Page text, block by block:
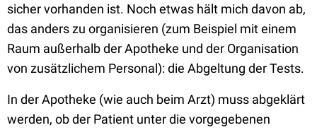
sicher vorhanden ist. Noch etwas hält mich davon ab,
das anders zu organisieren (zum Beispiel mit einem
Raum außerhalb der Apotheke und der Organisation
von zusätzlichem Personal): die Abgeltung der Tests.
In der Apotheke (wie auch beim Arzt) muss abgeklärt
werden, ob der Patient unter die vorgegebenen